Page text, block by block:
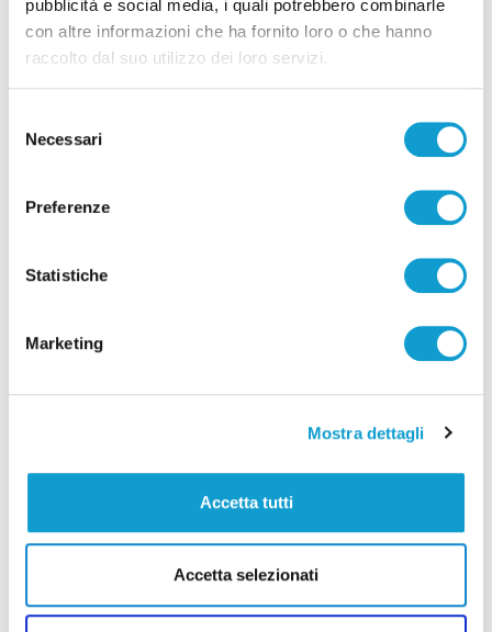
pubblicità e social media, i quali potrebbero combinarle
con altre informazioni che ha fornito loro o che hanno
raccolto dal suo utilizzo dei loro servizi.
delNecessari
Preferenze
Statistiche
Marketing
Mostra dettagli
Accetta tutti
Accetta selezionati
a luglio